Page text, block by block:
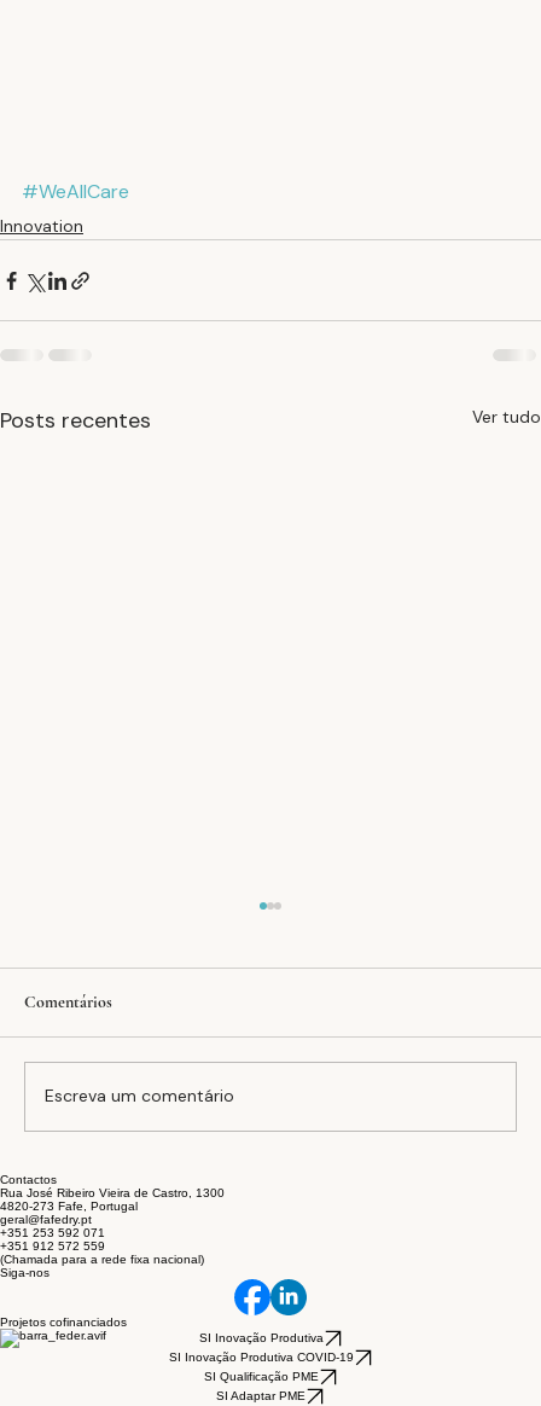
#WeAllCare
Innovation
Posts recentes Ver tudo
Fade-out Fafedry
Comentários
Escreva um comentário
Contactos
Rua José Ribeiro Vieira de Castro, 1300
4820-273 Fafe, Portugal
geral@fafedry.pt
+351 253 592 071
+351 912 572 559
(Chamada para a rede fixa nacional)
Siga-nos
Projetos cofinanciados
SI Inovação Produtiva
SI Inovação Produtiva COVID-19
SI Qualificação PME
SI Adaptar PME